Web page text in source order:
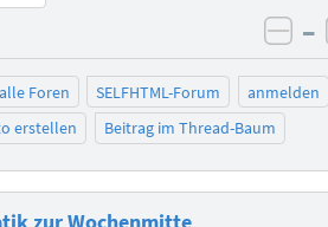
–
alle Foren SELFHTML-Forum
anmelden
erstellen
Beitrag im Thread-Baum